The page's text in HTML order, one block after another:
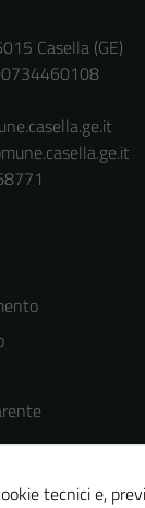
Casella (GE)
tecnici e,
Questi